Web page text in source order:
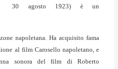
30 agosto 1923) è un
napoletana. Ha acquisito fama
al film Carosello napoletano, e
sonora del film di Roberto